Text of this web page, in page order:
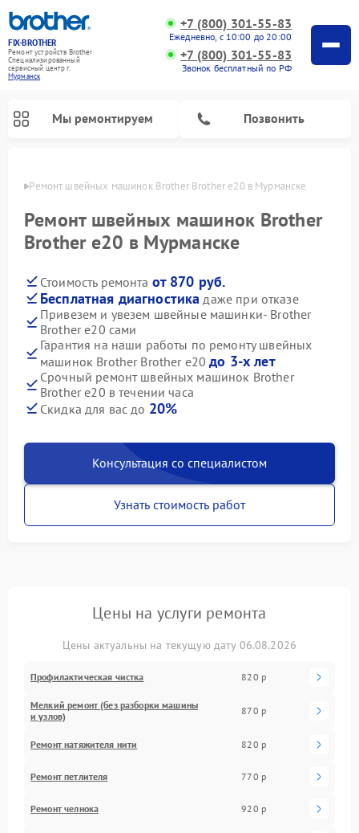
FIX-BROTHER
Ремонт устройств Brother
Специализированный
cервисный центр г.
Мурманск
+7 (800) 301-55-83
Ежедневно, с 10:00 до 20:00
+7 (800) 301-55-83
Звонок бесплатный по РФ
Мы ремонтируем Позвонить
Ремонт швейных машинок Brother Brother e20 в Мурманске
Ремонт швейных машинок Brother
Brother e20 в Мурманске
Стоимость ремонта от 870 руб.
Бесплатная диагностика даже при отказе
Привезем и увезем швейные машинки- Brother
Brother e20 сами
Гарантия на наши работы по ремонту швейных
машинок Brother Brother e20до 3-х лет
Срочный ремонт швейных машинок Brother
Brother e20 в течении часа
Скидка для вас до 20%
Консультация со специалистом
Узнать стоимость работ
Цены на услуги ремонта
Цены актуальны на текущую дату 06.08.2026
Профилактическая чистка 820 р
Мелкий ремонт (без разборки машины
и узлов)
870 р
Ремонт натяжителя нити 820 р
Ремонт петлителя 770 р
Ремонт челнока 920 р